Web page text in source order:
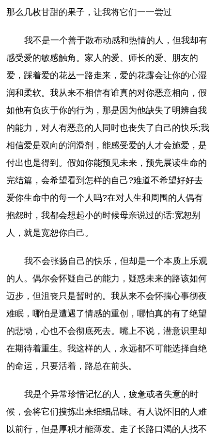
那么几枚甘甜的果子，让我将它们一一尝过
我不是一个善于散布动感和热情的人，但我却有
感受爱的敏感触角。家人的爱、师长的爱、朋友的
爱，踩着爱的花丛一路走来，爱的花露会让你的心湿
润和柔软。我从来不相信有谁真的对你恶意相向，假
如他有负疚于你的行为，那是因为他缺失了明辨自我
的能力，对人有恶意的人同时也丧失了自己的快乐;我
相信爱是双向的润滑剂，能感受爱的人才会施爱，是
付出也是得到。假如你能预见未来，预先展读生命的
完结篇，会希望看到怎样的自己?难道不希望好好去
爱你生命中的每一个人吗?在对人生和周围的人偶有
抱怨时，我都会想起小的时候母亲说过的话:宽恕别
人，就是宽恕你自己。
我不会张扬自己的快乐，但却是一个本质上乐观
的人。偶尔会怀疑自己的能力，疑惑未来的路该如何
迈步，但沮丧只是暂时的。我从来不会怀揣心事彻夜
难眠，哪怕是遭遇了情感的重创，哪怕真的有了绝望
的悲恸，心也不会彻底死去。嘴上不说，潜意识里却
在期待着重生。我这样的人，永远都不可能选择自绝
的命运，只要活着，路总在前头。
我是个异常珍惜记忆的人，疲惫或者失意的时
候，会将它们搜拣出来细细品味。有人说怀旧的人难
以前行，但是厚积才能薄发。走了长路口渴的人找不